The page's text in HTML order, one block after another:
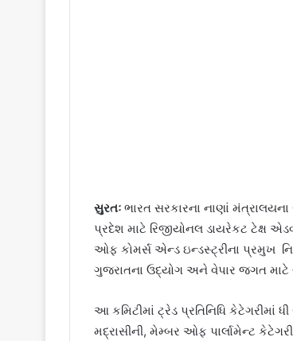
સુરતઃ ભારત સરકારના નાણાં
પ્રદેશ માટે રિજીયોનલ ડાયરેકટ ટેક્ષ
ઓફ કોમર્સ એન્ડ ઇન્ડસ્ટ્રીના પ્રમુખ
ગુજરાતના ઉદ્યોગ અને વેપાર જગત માટે
આ કમિટીમાં ટ્રેડ પ્રતિનિધિ
મદ્રાસીની, મેમ્બર ઓફ પાર્લામેન્ટ